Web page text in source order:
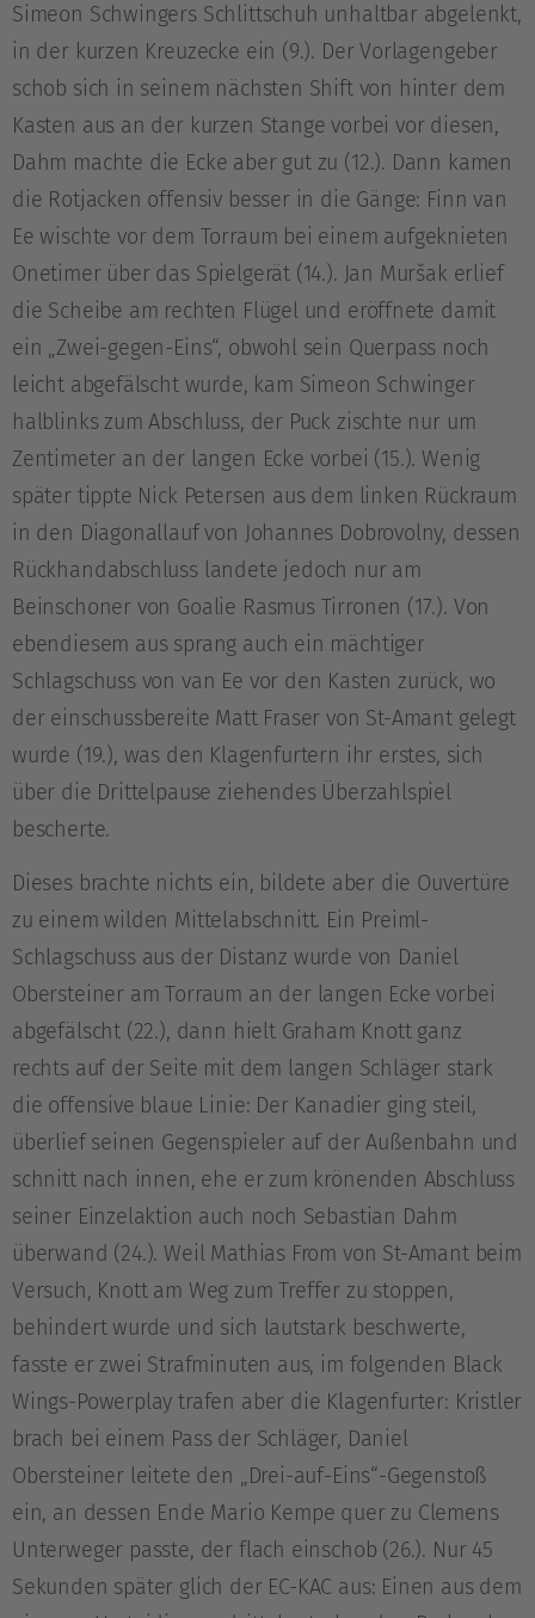
Simeon Schwingers Schlittschuh unhaltbar abgelenkt,
in der kurzen Kreuzecke ein (9.). Der Vorlagengeber
schob sich in seinem nächsten Shift von hinter dem
Kasten aus an der kurzen Stange vorbei vor diesen,
Dahm machte die Ecke aber gut zu (12.). Dann kamen
die Rotjacken offensiv besser in die Gänge: Finn van
Ee wischte vor dem Torraum bei einem aufgeknieten
Onetimer über das Spielgerät (14.). Jan Muršak erlief
die Scheibe am rechten Flügel und eröffnete damit
ein „Zwei-gegen-Eins“, obwohl sein Querpass noch
leicht abgefälscht wurde, kam Simeon Schwinger
halblinks zum Abschluss, der Puck zischte nur um
Zentimeter an der langen Ecke vorbei (15.). Wenig
später tippte Nick Petersen aus dem linken Rückraum
in den Diagonallauf von Johannes Dobrovolny, dessen
Rückhandabschluss landete jedoch nur am
Beinschoner von Goalie Rasmus Tirronen (17.). Von
ebendiesem aus sprang auch ein mächtiger
Schlagschuss von van Ee vor den Kasten zurück, wo
der einschussbereite Matt Fraser von St-Amant gelegt
wurde (19.), was den Klagenfurtern ihr erstes, sich
über die Drittelpause ziehendes Überzahlspiel
bescherte.
Dieses brachte nichts ein, bildete aber die Ouvertüre
zu einem wilden Mittelabschnitt. Ein Preiml-
Schlagschuss aus der Distanz wurde von Daniel
Obersteiner am Torraum an der langen Ecke vorbei
abgefälscht (22.), dann hielt Graham Knott ganz
rechts auf der Seite mit dem langen Schläger stark
die offensive blaue Linie: Der Kanadier ging steil,
überlief seinen Gegenspieler auf der Außenbahn und
schnitt nach innen, ehe er zum krönenden Abschluss
seiner Einzelaktion auch noch Sebastian Dahm
überwand (24.). Weil Mathias From von St-Amant beim
Versuch, Knott am Weg zum Treffer zu stoppen,
behindert wurde und sich lautstark beschwerte,
fasste er zwei Strafminuten aus, im folgenden Black
Wings-Powerplay trafen aber die Klagenfurter: Kristler
brach bei einem Pass der Schläger, Daniel
Obersteiner leitete den „Drei-auf-Eins“-Gegenstoß
ein, an dessen Ende Mario Kempe quer zu Clemens
Unterweger passte, der flach einschob (26.). Nur 45
Sekunden später glich der EC-KAC aus: Einen aus dem